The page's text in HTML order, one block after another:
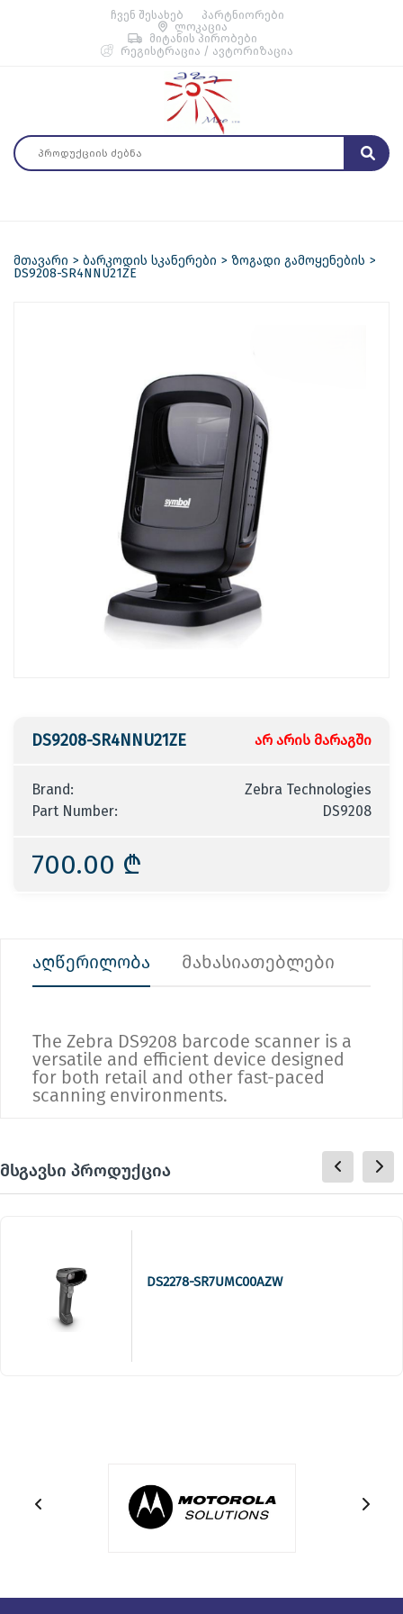
ჩვენ შესახებ
პარტნიორები
ლოკაცია
მიტანის პირობები
რეგისტრაცია / ავტორიზაცია
მთავარი ბარკოდის სკანერები
ზოგადი გამოყენების
DS9208-SR4NNU21ZE
DS9208-SR4NNU21ZE არ არის მარაგში
Brand:
Zebra Technologies
Part Number:
DS9208
700.00 ₾
აღწერილობა მახასიათებლები
The Zebra DS9208 barcode scanner is a
versatile and efficient device designed
for both retail and other fast-paced
scanning environments.
მსგავსი პროდუქცია
DS2278-SR7UMC00AZW